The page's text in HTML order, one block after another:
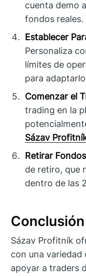
cuenta demo
fondos reales.
Establecer
Personaliza
límites de
para
Comenzar el
trading en la
Sázav
Retirar Fondos
de retiro, que
dentro de las
Conclusión
Sázav Profitník
con una variedad
apoyar a traders